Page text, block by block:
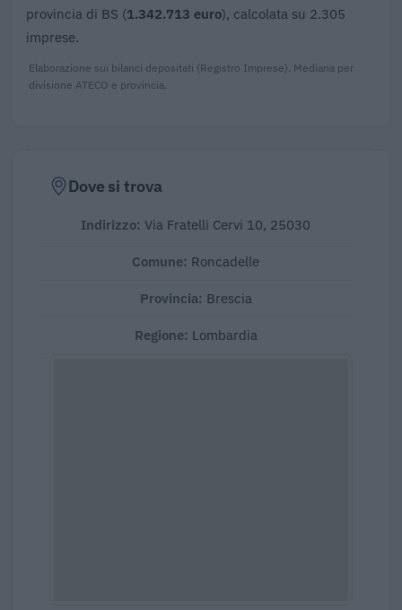
provincia di BS (1.342.713 euro), calcolata su 2.305
imprese.
Elaborazione sui bilanci depositati (Registro Imprese). Mediana per
divisione ATECO e provincia.
Dove si trova
Indirizzo: Via Fratelli Cervi 10, 25030
Comune: Roncadelle
Provincia: Brescia
Regione: Lombardia